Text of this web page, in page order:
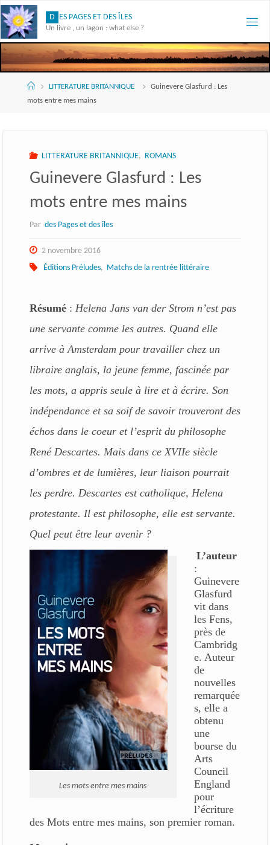
Skip
to
content
D ES PAGES ET DES ÎLES
Un livre , un lagon : what else ?
AccueilLITTERATURE BRITANNIQUE
Guinevere Glasfurd : Les
mots entre mes mains
LITTERATURE BRITANNIQUE, ROMANS
Guinevere Glasfurd : Les
mots entre mes mains
Par des Pages et des îles
2 novembre 2016
Éditions Préludes, Matchs de la rentrée littéraire
Résumé: Helena Jans van der Strom n’est pas
une servante comme les autres. Quand elle
arrive à Amsterdam pour travailler chez un
libraire anglais, la jeune femme, fascinée par
les mots, a appris seule à lire et à écrire. Son
indépendance et sa soif de savoir trouveront des
échos dans le coeur et l’esprit du philosophe
René Descartes. Mais dans ce XVIIe siècle
d’ombres et de lumières, leur liaison pourrait
les perdre. Descartes est catholique, Helena
protestante. Il est philosophe, elle est servante.
Quel peut être leur avenir ?
Les mots entre mes mains
L’auteur
:
Guinevere
Glasfurd
vit dans
les Fens,
près de
Cambridg
e. Auteur
de
nouvelles
remarquée
s, elle a
obtenu
une
bourse du
Arts
Council
England
pour
l’écriture
des Mots entre mes mains, son premier roman.